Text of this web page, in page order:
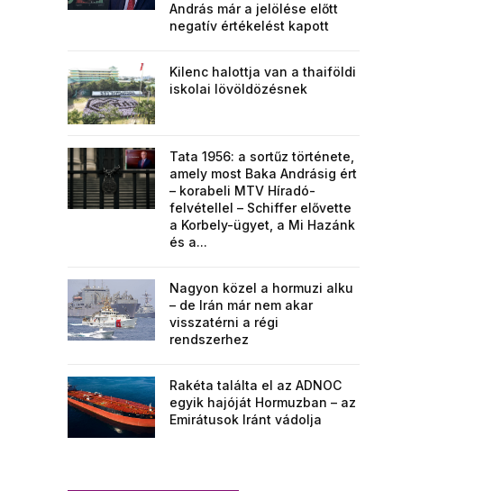
András már a jelölése előtt
negatív értékelést kapott
Kilenc halottja van a thaiföldi
iskolai lövöldözésnek
Tata 1956: a sortűz története,
amely most Baka Andrásig ért
– korabeli MTV Híradó-
felvétellel – Schiffer elővette
a Korbely-ügyet, a Mi Hazánk
és a...
Nagyon közel a hormuzi alku
– de Irán már nem akar
visszatérni a régi
rendszerhez
Rakéta találta el az ADNOC
egyik hajóját Hormuzban – az
Emirátusok Iránt vádolja